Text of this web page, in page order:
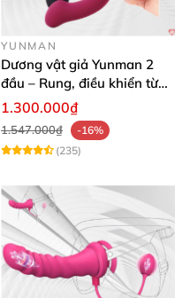
YUNMAN
Dương vật giả Yunman 2
đầu – Rung, điều khiển từ
xa cho les cực phê
1.300.000₫
1.547.000₫
-16%
(235)